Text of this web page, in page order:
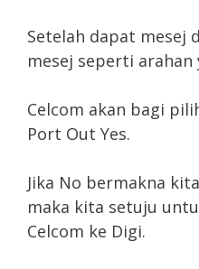
Setelah dapat mesej
mesej seperti arahan
Celcom akan bagi
Port Out Yes.
Jika No bermakna
maka kita setuju
Celcom ke Digi.